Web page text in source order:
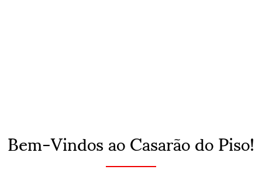
Bem-Vindos ao Casarão do Piso!